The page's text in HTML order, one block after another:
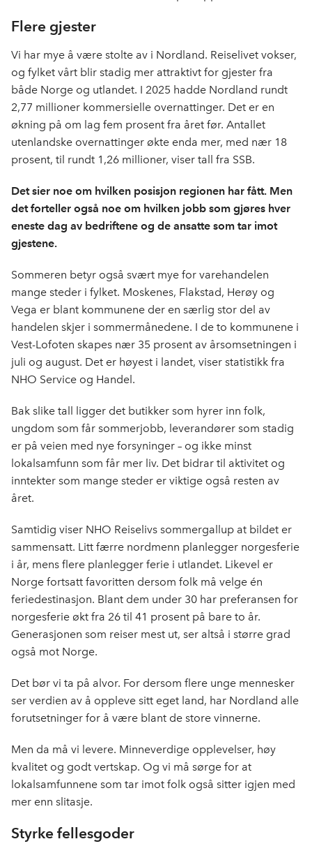
Flere gjester
Vi har mye å være stolte av i Nordland. Reiselivet vokser,
og fylket vårt blir stadig mer attraktivt for gjester fra
både Norge og utlandet. I 2025 hadde Nordland rundt
2,77 millioner kommersielle overnattinger. Det er en
økning på om lag fem prosent fra året før. Antallet
utenlandske overnattinger økte enda mer, med nær 18
prosent, til rundt 1,26 millioner, viser tall fra SSB.
Det sier noe om hvilken posisjon regionen har fått. Men
det forteller også noe om hvilken jobb som gjøres hver
eneste dag av bedriftene og de ansatte som tar imot
gjestene.
Sommeren betyr også svært mye for varehandelen
mange steder i fylket. Moskenes, Flakstad, Herøy og
Vega er blant kommunene der en særlig stor del av
handelen skjer i sommermånedene. I de to kommunene i
Vest-Lofoten skapes nær 35 prosent av årsomsetningen i
juli og august. Det er høyest i landet, viser statistikk fra
NHO Service og Handel.
Bak slike tall ligger det butikker som hyrer inn folk,
ungdom som får sommerjobb, leverandører som stadig
er på veien med nye forsyninger – og ikke minst
lokalsamfunn som får mer liv. Det bidrar til aktivitet og
inntekter som mange steder er viktige også resten av
året.
Samtidig viser NHO Reiselivs sommergallup at bildet er
sammensatt. Litt færre nordmenn planlegger norgesferie
i år, mens flere planlegger ferie i utlandet. Likevel er
Norge fortsatt favoritten dersom folk må velge én
feriedestinasjon. Blant dem under 30 har preferansen for
norgesferie økt fra 26 til 41 prosent på bare to år.
Generasjonen som reiser mest ut, ser altså i større grad
også mot Norge.
Det bør vi ta på alvor. For dersom flere unge mennesker
ser verdien av å oppleve sitt eget land, har Nordland alle
forutsetninger for å være blant de store vinnerne.
Men da må vi levere. Minneverdige opplevelser, høy
kvalitet og godt vertskap. Og vi må sørge for at
lokalsamfunnene som tar imot folk også sitter igjen med
mer enn slitasje.
Styrke fellesgoder